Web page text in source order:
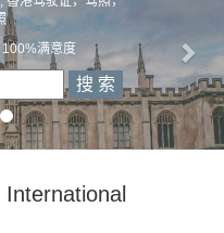
满意度